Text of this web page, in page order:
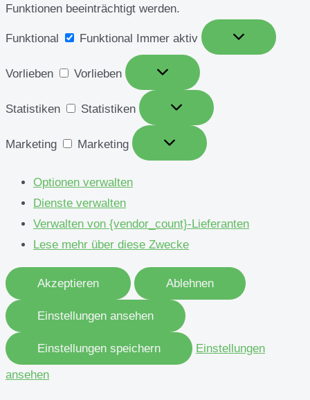
Funktionen beeinträchtigt werden.
Funktional Funktional Immer aktiv
Vorlieben Vorlieben
Statistiken Statistiken
Marketing Marketing
Optionen verwalten
Dienste verwalten
Verwalten von {vendor_count}-Lieferanten
Lese mehr über diese Zwecke
Akzeptieren Ablehnen
Einstellungen ansehen
Einstellungen speichern
Einstellungen
ansehen